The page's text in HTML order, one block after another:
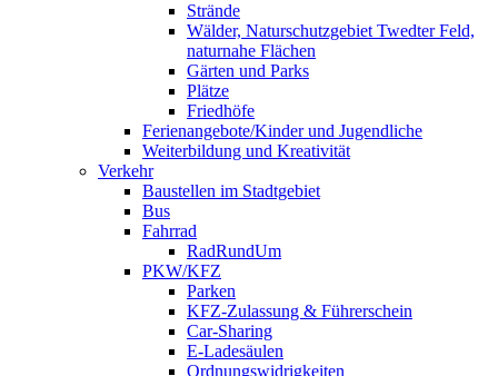
Strände
Wälder, Naturschutzgebiet Twedter Feld,
naturnahe Flächen
Gärten und Parks
Plätze
Friedhöfe
Ferienangebote/Kinder und Jugendliche
Weiterbildung und Kreativität
Verkehr
Baustellen im Stadtgebiet
Bus
Fahrrad
RadRundUm
PKW/KFZ
Parken
KFZ-Zulassung & Führerschein
Car-Sharing
E-Ladesäulen
Ordnungswidrigkeiten